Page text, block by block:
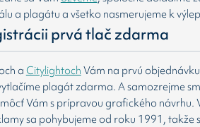
a plagátu a všetko nasmerujeme k
prvá tlač zdarma
aCitylightochVám na prvú
plagát zdarma. A samozrejme
Vám s prípravou grafického návrhu.
sa pohybujeme od roku 1991, takže